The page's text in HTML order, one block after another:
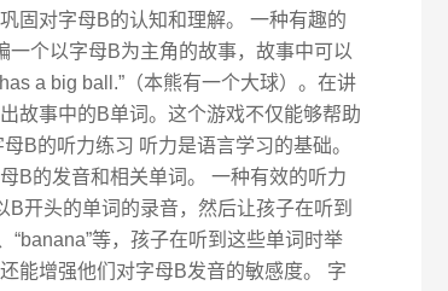
固对字母B的认知和理解。 一种有趣的
一个以字母B为主角的故事，故事中可以
a big ball.”（本熊有一个大球）。在讲
故事中的B单词。这个游戏不仅能够帮助
B的听力练习 听力是语言学习的基础。
B的发音和相关单词。 一种有效的听力
B开头的单词的录音，然后让孩子在听到
“banana”等，孩子在听到这些单词时举
能增强他们对字母B发音的敏感度。 字